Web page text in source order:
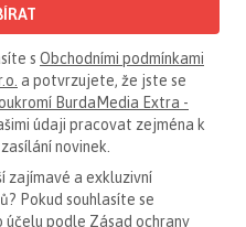
s Obchodními podmínkami
a potvrzujete, že jste se
BurdaMedia Extra -
údaji pracovat zejména k
novinek.
zajímavé a exkluzivní
Pokud souhlasíte se
účelu podle Zásad ochrany